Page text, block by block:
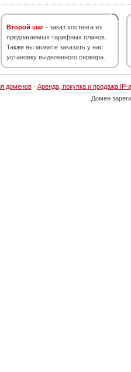
Второй шаг - заказ хостинга из
предлагаемых тарифных планов.
Также вы можете заказать у нас
установку выделенного сервера.
доменов· Аренда, покупка и продажа IP-
Домен